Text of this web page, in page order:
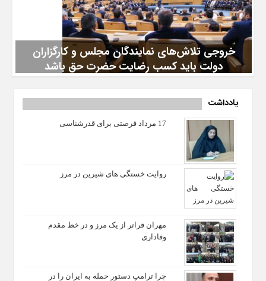
از ایسنا، سلمان اسحاقی در توضیح جلسه کمیسیون بهداشت و
درمان گفت: این جلسه با حضور وزیر بهداشت برای پاسخ به
سوالات تعدادی از نمایندگان تشکیل
خروجی تلاش‌های نمایندگان مجلس و کارگزاران
دولت باید کسب رضایت حضرت حق باشد
«نشست مشترک نمایندگان و منتخبین مجلس شورای اسلامی با
پرتو خداخواهی دانست و تصریح کرد: توجه به دیگران در ماه مبارک
رمضان مورد تاکید بیشتری قرار دارد و شان این نشست نیز به
اعتبار حضور منتخبین ملت برای خدمت‌رسانی، تسهیل زندگی مردم
و ارتقای کشور در حوزه‌های مختلف است. رئیس جمهور با بیان
اینکه همه کسانی که در این
یادداشت
17 مرداد فرصتی برای قدرشناسی
روایت خستگی‌ های شیرین در مرز
مهران فراتر از یک مرز و در خط مقدم
وفاداری
چرا ترامپ دستور حمله به ایران را در